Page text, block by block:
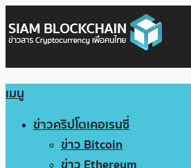
เมนู
ข่าวคริปโตเคอเรนซี่
ข่าว Bitcoin